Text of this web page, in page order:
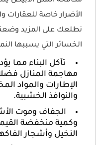
الأضرار خاصة للعقارات
نطلعك على المزيد
الخسائر التي يسببها
تآكل البناء مما
مهاجمة المنازل
الإطارات والمواد
والنوافذ الخشبية.
الجفاف وموت
وكمية منخفضة
النخيل وأشجار